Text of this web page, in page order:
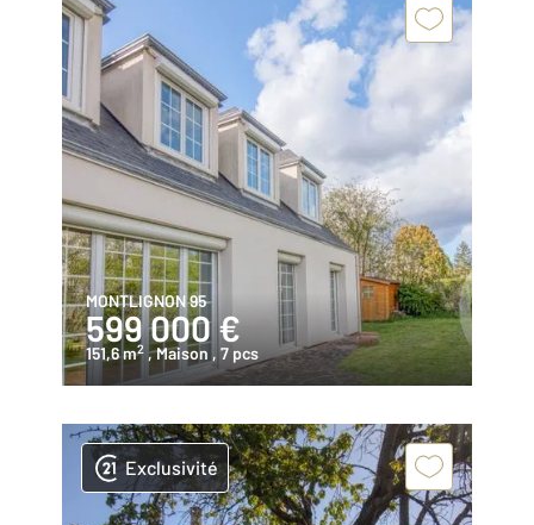
MONTLIGNON 95
599 000 €
151,6 m2 , Maison , 7 pcs
Exclusivité